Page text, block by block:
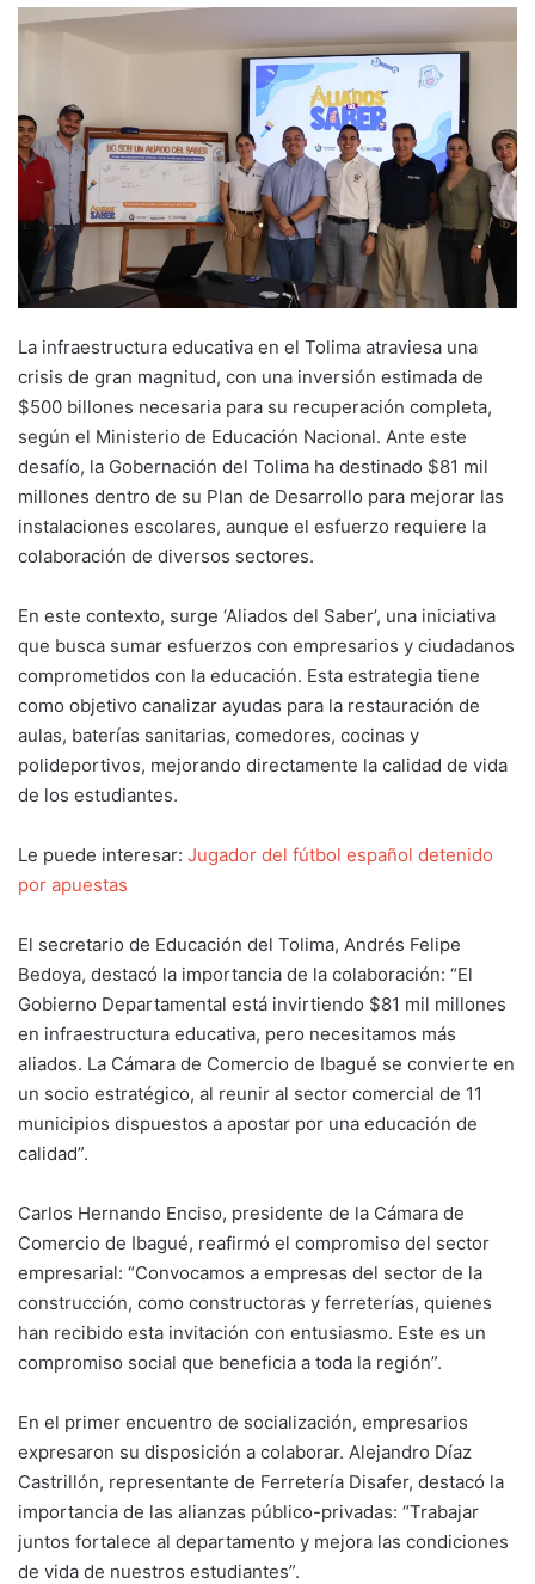
La infraestructura educativa en el Tolima atraviesa una
crisis de gran magnitud, con una inversión estimada de
$500 billones necesaria para su recuperación completa,
según el Ministerio de Educación Nacional. Ante este
desafío, la Gobernación del Tolima ha destinado $81 mil
millones dentro de su Plan de Desarrollo para mejorar las
instalaciones escolares, aunque el esfuerzo requiere la
colaboración de diversos sectores.
En este contexto, surge ‘Aliados del Saber’, una iniciativa
que busca sumar esfuerzos con empresarios y ciudadanos
comprometidos con la educación. Esta estrategia tiene
como objetivo canalizar ayudas para la restauración de
aulas, baterías sanitarias, comedores, cocinas y
polideportivos, mejorando directamente la calidad de vida
de los estudiantes.
Le puede interesar: Jugador del fútbol español detenido
por apuestas
El secretario de Educación del Tolima, Andrés Felipe
Bedoya, destacó la importancia de la colaboración: “El
Gobierno Departamental está invirtiendo $81 mil millones
en infraestructura educativa, pero necesitamos más
aliados. La Cámara de Comercio de Ibagué se convierte en
un socio estratégico, al reunir al sector comercial de 11
municipios dispuestos a apostar por una educación de
calidad”.
Carlos Hernando Enciso, presidente de la Cámara de
Comercio de Ibagué, reafirmó el compromiso del sector
empresarial: “Convocamos a empresas del sector de la
construcción, como constructoras y ferreterías, quienes
han recibido esta invitación con entusiasmo. Este es un
compromiso social que beneficia a toda la región”.
En el primer encuentro de socialización, empresarios
expresaron su disposición a colaborar. Alejandro Díaz
Castrillón, representante de Ferretería Disafer, destacó la
importancia de las alianzas público-privadas: “Trabajar
juntos fortalece al departamento y mejora las condiciones
de vida de nuestros estudiantes”.